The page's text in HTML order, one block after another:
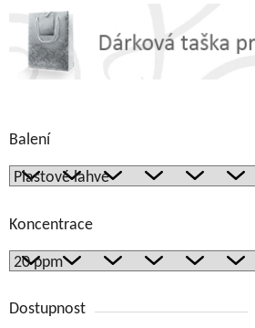
Balení
Koncentrace
Dostupnost